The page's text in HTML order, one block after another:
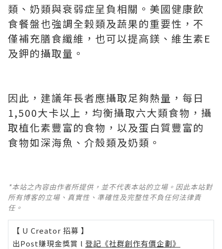
類、奶類與衰弱症呈負相關。美國健康飲
食餐盤也強調全榖類及蔬果的重要性，不
僅補充膳食纖維，也可以提高鎂、維生素E
及鉀的攝取量。
因此，建議年長者應攝取足夠熱量，每日
1,500大卡以上，均衡攝取六大類食物，攝
取植化素豐富的食物，以及蛋白質豐富的
食物如深海魚、介殼類及奶類。
*本站之內容由作者所提供，並不代表本站的立場。因此本站對
所有博客的立場、真實性、準確性及完整性不負任何法律責
任。
【 U Creator 招募 】
出Post賺現金獎賞 l 登記《社群創作有價企劃》